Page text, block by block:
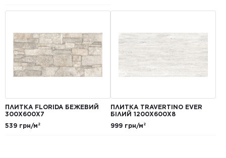
ПЛИТКА FLORIDA БЕЖЕВИЙ
300Х600Х7
539 грн/м²
ПЛИТКА TRAVERTINO EVER
БІЛИЙ 1200Х600Х8
999 грн/м²